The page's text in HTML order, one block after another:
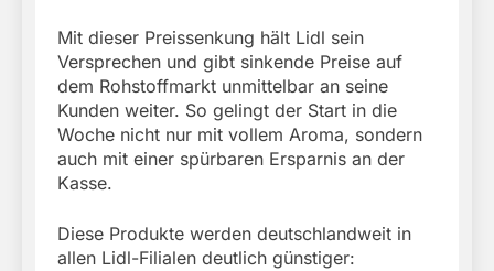
Mit dieser Preissenkung hält Lidl sein
Versprechen und gibt sinkende Preise auf
dem Rohstoffmarkt unmittelbar an seine
Kunden weiter. So gelingt der Start in die
Woche nicht nur mit vollem Aroma, sondern
auch mit einer spürbaren Ersparnis an der
Kasse.
Diese Produkte werden deutschlandweit in
allen Lidl-Filialen deutlich günstiger: